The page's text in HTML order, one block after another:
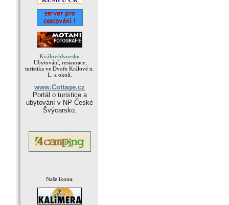
Královédvorsko
Ubytování, restaurace,
turistika ve Dvoře Králové n.
L. a okolí.
www.Cottage.cz
Portál o turistice a
ubytování v NP České
Švýcarsko.
Naše ikona: